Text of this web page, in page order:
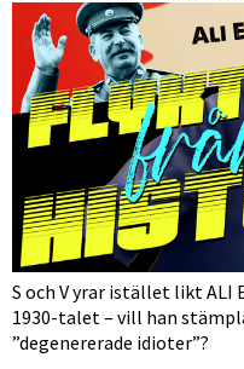
S och V yrar istället likt ALI
1930-talet – vill han
”degenererade idioter”?